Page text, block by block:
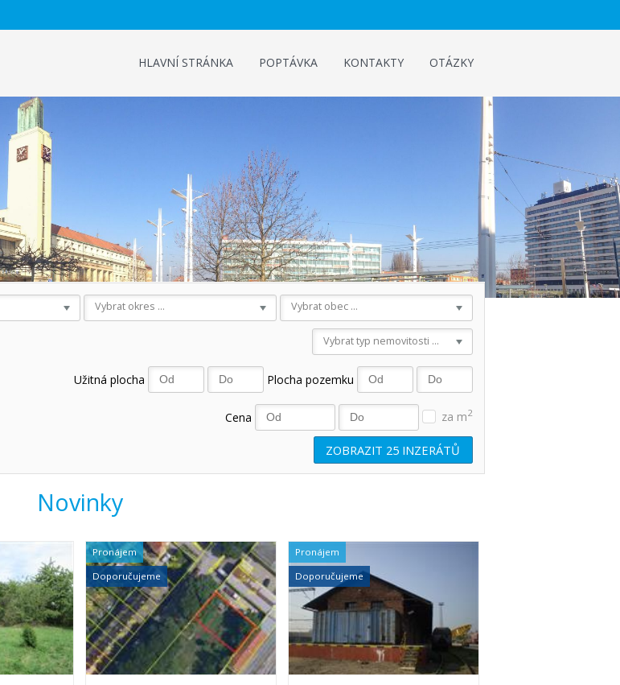
HLAVNÍ STRÁNKA POPTÁVKA KONTAKTY OTÁZKY
Vybrat okres ... Vybrat obec ...
Vybrat typ nemovitosti ...
Užitná plocha Plocha pozemku
Cena za m2
ZOBRAZIT 25 INZERÁTŮ
Novinky
Pronájem
Doporučujeme
Pronájem
Doporučujeme